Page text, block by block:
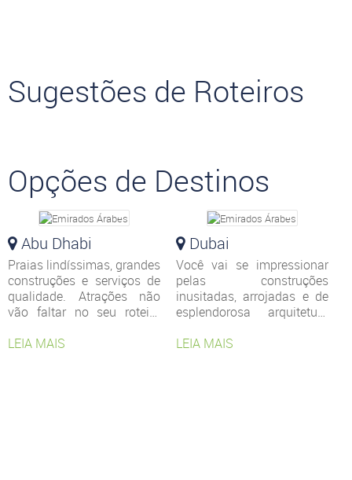
Sugestões de Roteiros
Opções de Destinos
Abu Dhabi
Praias lindíssimas, grandes
construções e serviços de
qualidade. Atrações não
vão faltar no seu roteiro
uma mistura
LEIA MAIS
Dubai
Você vai se impressionar
pelas construções
inusitadas, arrojadas e de
esplendorosa arquitetura
incansável e está sempre
LEIA MAIS